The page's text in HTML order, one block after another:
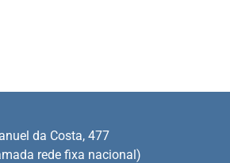
da Costa, 477
rede fixa nacional)